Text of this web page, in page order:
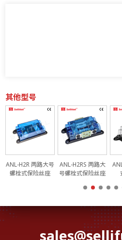
其他型号
ANL-H2R 两路大号
螺栓式保险丝座
ANL-H2RS 两路大
号螺栓式保险丝座